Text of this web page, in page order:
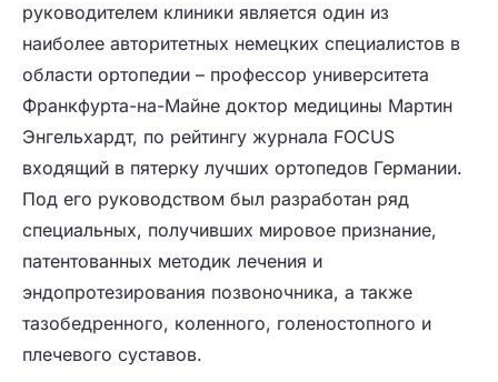
руководителем клиники является один из
наиболее авторитетных немецких специалистов в
области ортопедии – профессор университета
Франкфурта-на-Майне доктор медицины Мартин
Энгельхардт, по рейтингу журнала FOCUS
входящий в пятерку лучших ортопедов Германии.
Под его руководством был разработан ряд
специальных, получивших мировое признание,
патентованных методик лечения и
эндопротезирования позвоночника, а также
тазобедренного, коленного, голеностопного и
плечевого суставов.